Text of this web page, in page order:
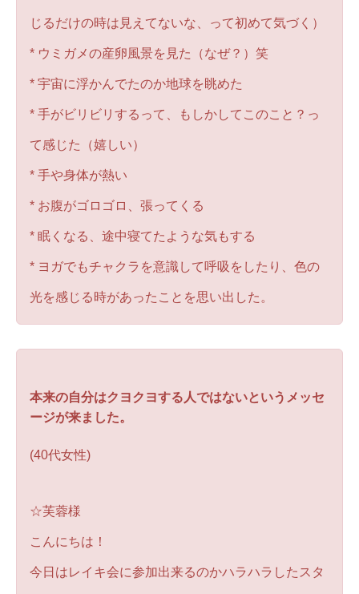
じるだけの時は見えてないな、って初めて気づく）
* ウミガメの産卵風景を見た（なぜ？）笑
* 宇宙に浮かんでたのか地球を眺めた
* 手がビリビリするって、もしかしてこのこと？っ
て感じた（嬉しい）
* 手や身体が熱い
* お腹がゴロゴロ、張ってくる
* 眠くなる、途中寝てたような気もする
* ヨガでもチャクラを意識して呼吸をしたり、色の
光を感じる時があったことを思い出した。
本来の自分はクヨクヨする人ではないというメッセ
ージが来ました。
(40代女性)
☆芙蓉様
こんにちは！
今日はレイキ会に参加出来るのかハラハラしたスタ